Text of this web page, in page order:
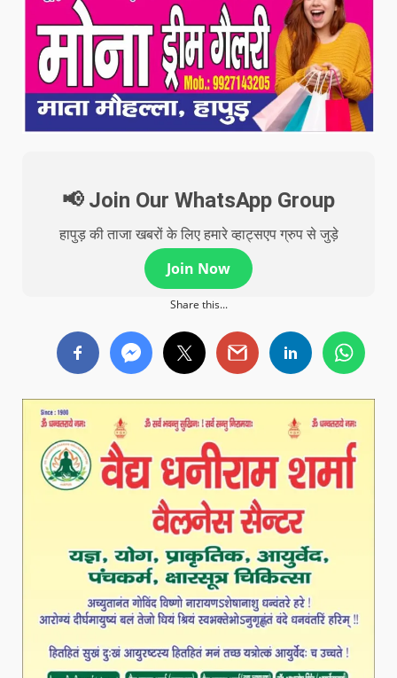
📢 Join Our WhatsApp Group
हापुड़ की ताजा खबरों के लिए हमारे व्हाट्सएप ग्रुप से जुड़े
Join Now
Share this...